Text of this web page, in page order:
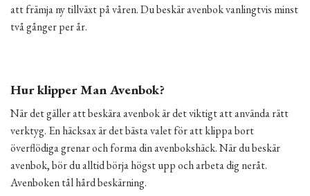
att främja ny tillväxt på våren. Du beskär avenbok vanlingtvis minst
två gånger per år.
Hur klipper Man Avenbok?
När det gäller att beskära avenbok är det viktigt att använda rätt
verktyg. En häcksax är det bästa valet för att klippa bort
överflödiga grenar och forma din avenbokshäck. När du beskär
avenbok, bör du alltid börja högst upp och arbeta dig neråt.
Avenboken tål hård beskärning.